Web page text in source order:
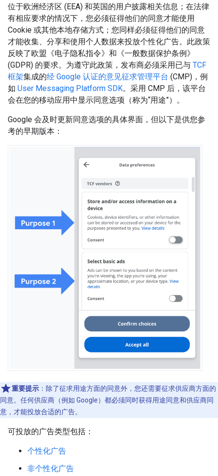
位于欧洲经济区 (EEA) 和英国的用户披露相关信息；在法律
有相应要求的情况下，您必须征得他们的同意才能使用
Cookie 或其他本地存储方式；您同样必须征得他们的同意
才能收集、分享和使用个人数据来投放个性化广告。此政策
反映了欧盟《电子隐私指令》和《一般数据保护条例》
(GDPR) 的要求。为遵守此政策，发布商必须采用已与 TCF
框架集成的经 Google 认证的意见征求管理平台 (CMP)，例
如 User Messaging Platform SDK。采用 CMP 后，该平台
会在您的移动应用中显示同意选项（称为“用途”）。
Google 会及时更新同意选项的具体界面，但以下是供您参
考的早期版本：
重要提示 ： 除了征求用途方面的同意外，您还需要征求供应商方面的
同意。任何供应商（例如 Google）都必须同时获得用途同意和供应商同
意，才能投放合适的广告。
可投放的广告类型包括：
个性化广告
非个性化广告